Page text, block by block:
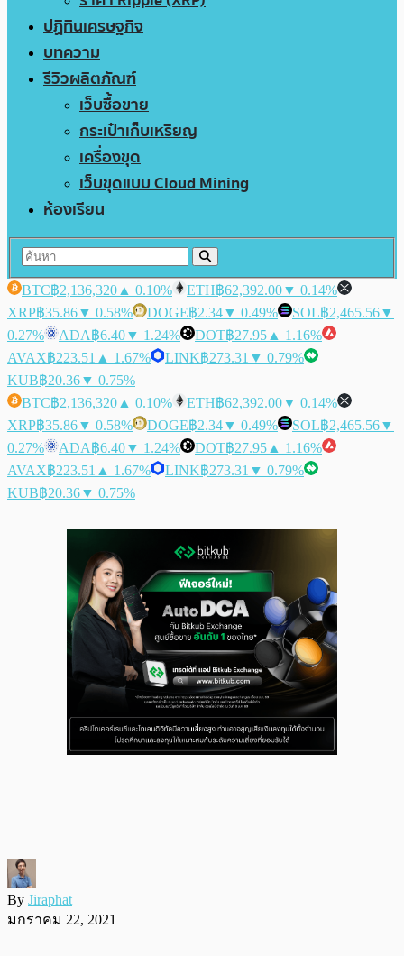
ปฏิทินเศรษฐกิจ
บทความ
รีวิวผลิตภัณฑ์
เว็บซื้อขาย
กระเป๋าเก็บเหรียญ
เครื่องขุด
เว็บขุดแบบ Cloud Mining
ห้องเรียน
BTC฿2,136,320 ▲ 0.10% ETH฿62,392.00▼ 0.14%
XRP฿35.86▼ 0.58% DOGE฿2.34▼ 0.49% SOL฿2,465.56▼
0.27%
ADA฿6.40▼ 1.24% DOT฿27.95 ▲ 1.16%
AVAX฿223.51 ▲ 1.67% LINK฿273.31 ▼ 0.79%
KUB฿20.36▼ 0.75%
BTC฿2,136,320 ▲ 0.10% ETH฿62,392.00▼ 0.14%
XRP฿35.86▼ 0.58% DOGE฿2.34▼ 0.49% SOL฿2,465.56▼
0.27%
ADA฿6.40▼ 1.24% DOT฿27.95 ▲ 1.16%
AVAX฿223.51 ▲ 1.67% LINK฿273.31 ▼ 0.79%
KUB฿20.36▼ 0.75%
By Jiraphat
มกราคม 22, 2021